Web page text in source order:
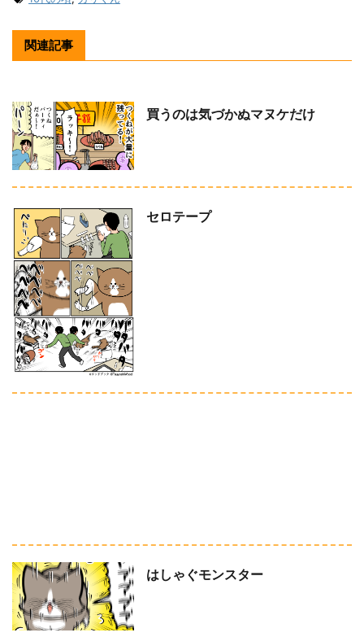
関連記事
買うのは気づかぬマヌケだけ
セロテープ
はしゃぐモンスター